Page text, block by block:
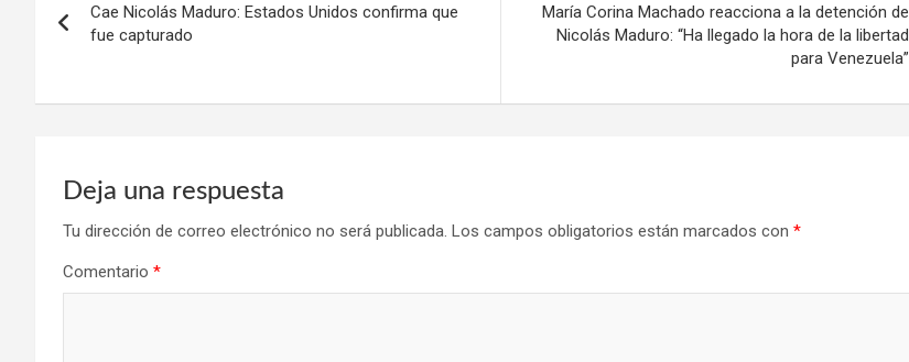
de
Cae Nicolás Maduro: Estados Unidos confirma que
fue capturado
María Corina Machado reacciona a la detención de
Nicolás Maduro: “Ha llegado la hora de la libertad
para Venezuela”
Deja una respuesta
Tu dirección de correo electrónico no será publicada. Los campos obligatorios están marcados con *
Comentario *